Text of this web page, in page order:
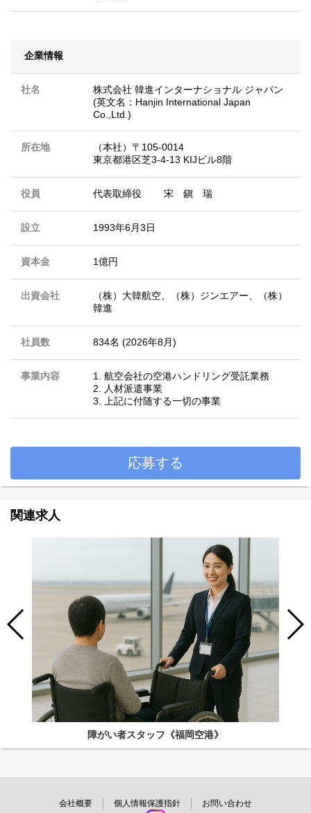
企業情報
社名
株式会社 韓進インターナショナル ジャパン
(英文名：Hanjin International Japan
Co.,Ltd.)
所在地
（本社）〒105-0014
東京都港区芝3-4-13 KIJビル8階
役員 代表取締役 宋 鎭 瑞
設立 1993年6月3日
資本金 1億円
出資会社
（株）大韓航空、（株）ジンエアー、（株）
韓進
社員数 834名 (2026年8月)
事業内容
1. 航空会社の空港ハンドリング受託業務
2. 人材派遣事業
3. 上記に付随する一切の事業
応募する
関連求人
障がい者スタッフ《福岡空港》
会社概要 個人情報保護指針 お問い合わせ